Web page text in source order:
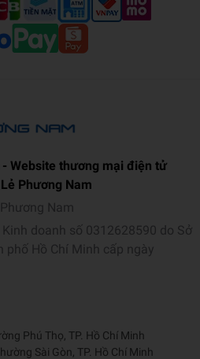
Website thương mại điện tử
Phương Nam
Nam
doanh số 0312628590 do Sở
phố Hồ Chí Minh cấp ngày
Phú Thọ, TP. Hồ Chí Minh
Sài Gòn, TP. Hồ Chí Minh